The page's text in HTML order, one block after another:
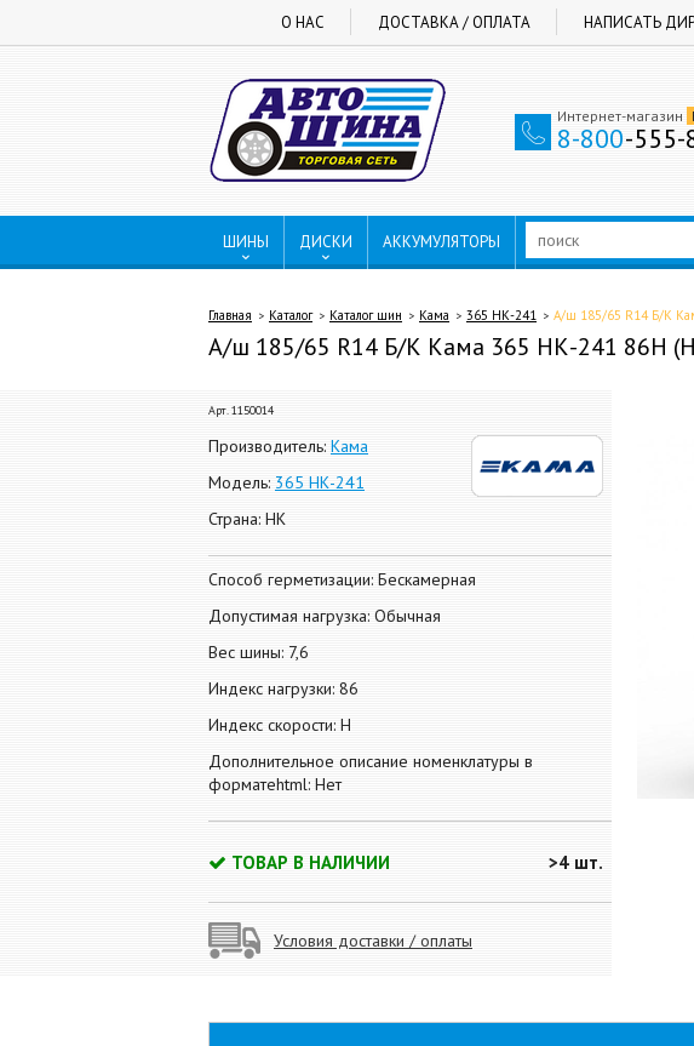
О НАС ДОСТАВКА / ОПЛАТА НАПИСАТЬ
Интернет-магазин
8-800-555-
ШИНЫ ДИСКИ АККУМУЛЯТОРЫ
Главная Каталог Каталог шин Кама 365 НК-241 А/ш 185/65 R14 Б/К
А/ш 185/65 R14 Б/К Кама 365 НК-241 86H
Арт. 1150014
Производитель: Кама
Модель: 365 НК-241
Страна: НК
Способ герметизации: Бескамерная
Допустимая нагрузка: Обычная
Вес шины: 7,6
Индекс нагрузки: 86
Индекс скорости: H
Дополнительное описание номенклатуры в
форматеhtml: Нет
ТОВАР В НАЛИЧИИ >4 шт.
Условия доставки / оплаты